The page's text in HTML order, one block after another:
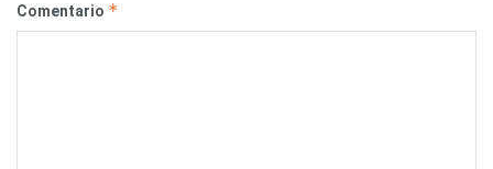
Comentario *